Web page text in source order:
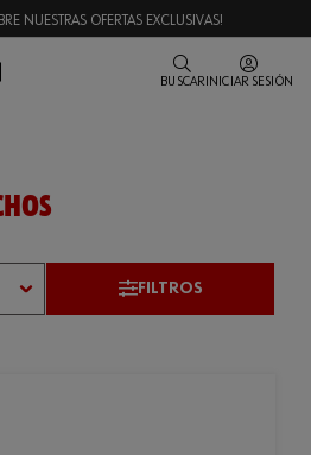
NUESTRAS OFERTAS EXCLUSIVAS!
BUSCAR INICIAR SESIÓN
FILTROS